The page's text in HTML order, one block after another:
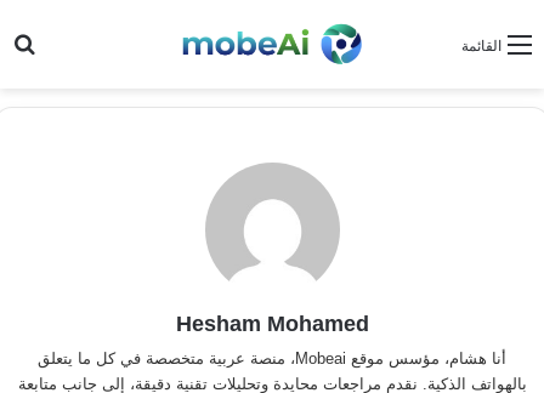
القائمة
Hesham Mohamed
أنا هشام، مؤسس موقع Mobeai، منصة عربية متخصصة في كل ما يتعلق
بالهواتف الذكية. نقدم مراجعات محايدة وتحليلات تقنية دقيقة، إلى جانب متابعة